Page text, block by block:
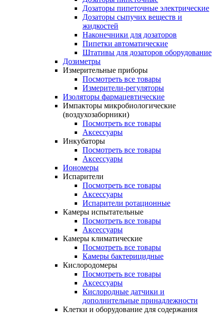
Дозаторы пипеточные электрические
Дозаторы сыпучих веществ и
жидкостей
Наконечники для дозаторов
Пипетки автоматические
Штативы для дозаторов оборудование
Дозиметры
Измерительные приборы
Посмотреть все товары
Измерители-регуляторы
Изоляторы фармацевтические
Импакторы микробиологические
(воздухозаборники)
Посмотреть все товары
Аксессуары
Инкубаторы
Посмотреть все товары
Аксессуары
Иономеры
Испарители
Посмотреть все товары
Аксессуары
Испарители ротационные
Камеры испытательные
Посмотреть все товары
Аксессуары
Камеры климатические
Посмотреть все товары
Камеры бактерицидные
Кислородомеры
Посмотреть все товары
Аксессуары
Кислородные датчики и
дополнительные принадлежности
Клетки и оборудование для содержания